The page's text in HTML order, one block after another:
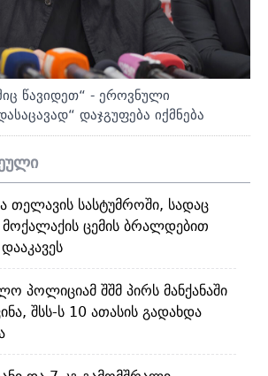
წავიდეთ“ - ეროვნული
დაჯგუფება იქმნება
თელავის სასტუმროში, სადაც
ცემის ბრალდებით
პოლიციამ შშმ პირს მანქანაში
შსს-ს 10 ათასის გადახდა